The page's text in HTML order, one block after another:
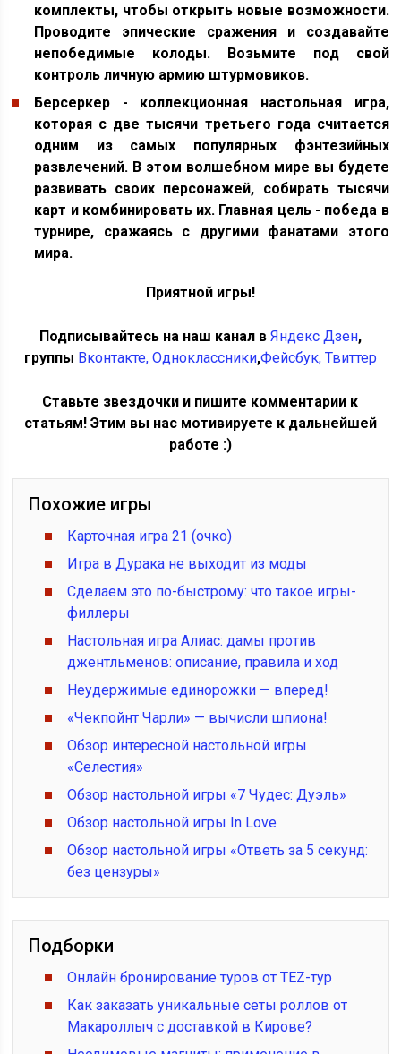
комплекты, чтобы открыть новые возможности.
Проводите эпические сражения и создавайте
непобедимые колоды. Возьмите под свой
контроль личную армию штурмовиков.
Берсеркер - коллекционная настольная игра,
которая с две тысячи третьего года считается
одним из самых популярных фэнтезийных
развлечений. В этом волшебном мире вы будете
развивать своих персонажей, собирать тысячи
карт и комбинировать их. Главная цель - победа в
турнире, сражаясь с другими фанатами этого
мира.
Приятной игры!
Подписывайтесь на наш канал в Яндекс Дзен,
группы Вконтакте, Одноклассники,Фейсбук, Твиттер
Ставьте звездочки и пишите комментарии к
статьям! Этим вы нас мотивируете к дальнейшей
работе :)
Похожие игры
Карточная игра 21 (очко)
Игра в Дурака не выходит из моды
Сделаем это по-быстрому: что такое игры-
филлеры
Настольная игра Алиас: дамы против
джентльменов: описание, правила и ход
Неудержимые единорожки — вперед!
«Чекпойнт Чарли» — вычисли шпиона!
Обзор интересной настольной игры
«Селестия»
Обзор настольной игры «7 Чудес: Дуэль»
Обзор настольной игры In Love
Обзор настольной игры «Ответь за 5 секунд:
без цензуры»
Подборки
Онлайн бронирование туров от TEZ-тур
Как заказать уникальные сеты роллов от
Макароллыч с доставкой в Кирове?